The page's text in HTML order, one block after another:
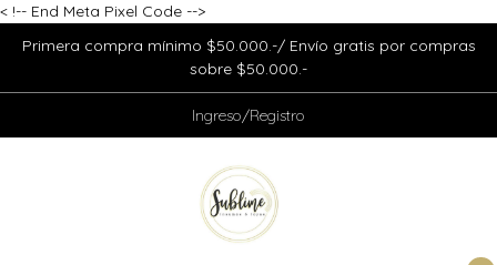
< !-- End Meta Pixel Code -->
Primera compra mínimo $50.000.-/ Envío gratis por compras
sobre $50.000.-
Ingreso/Registro